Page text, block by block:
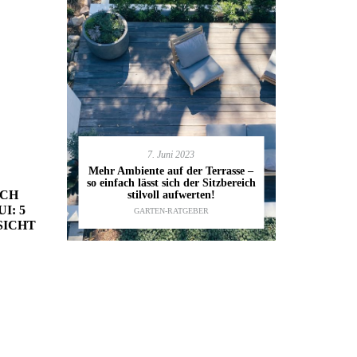
5
7. Juni 2023
Mehr Ambiente auf der Terrasse –
so einfach lässt sich der Sitzbereich
stilvoll aufwerten!
GARTEN-RATGEBER